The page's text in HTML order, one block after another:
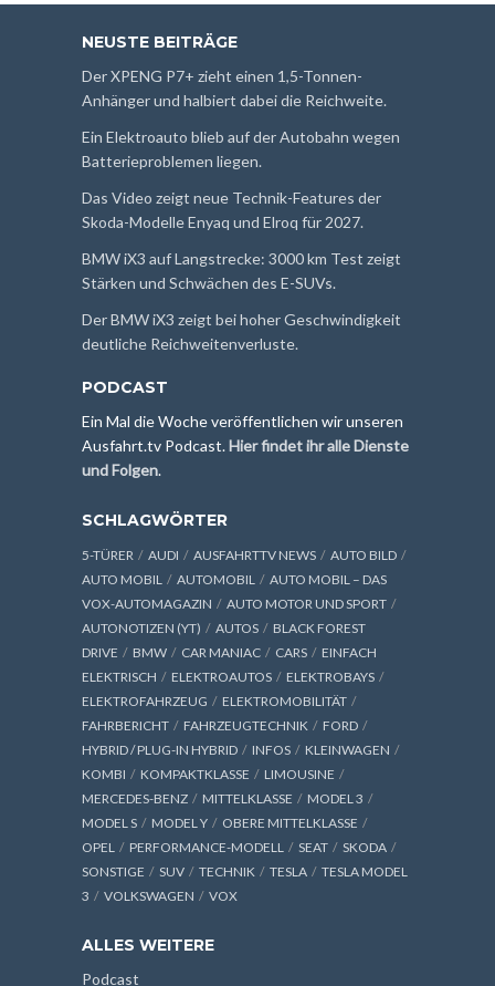
NEUSTE BEITRÄGE
Der XPENG P7+ zieht einen 1,5-Tonnen-
Anhänger und halbiert dabei die Reichweite.
Ein Elektroauto blieb auf der Autobahn wegen
Batterieproblemen liegen.
Das Video zeigt neue Technik-Features der
Skoda-Modelle Enyaq und Elroq für 2027.
BMW iX3 auf Langstrecke: 3000 km Test zeigt
Stärken und Schwächen des E-SUVs.
Der BMW iX3 zeigt bei hoher Geschwindigkeit
deutliche Reichweitenverluste.
PODCAST
Ein Mal die Woche veröffentlichen wir unseren
Ausfahrt.tv Podcast.Hier findet ihr alle Dienste
und Folgen.
SCHLAGWÖRTER
5-TÜRER AUDI AUSFAHRTTV NEWS
AUTO BILD
AUTO MOBIL
AUTOMOBIL
AUTO MOBIL – DAS
VOX-AUTOMAGAZIN
AUTO MOTOR UND SPORT
AUTONOTIZEN (YT)
AUTOS
BLACK FOREST
DRIVE
BMW CAR MANIAC CARS
EINFACH
ELEKTRISCH
ELEKTROAUTOS
ELEKTROBAYS
ELEKTROFAHRZEUG
ELEKTROMOBILITÄT
FAHRBERICHT
FAHRZEUGTECHNIK
FORD
HYBRID / PLUG-IN HYBRID
INFOS
KLEINWAGEN
KOMBI
KOMPAKTKLASSE
LIMOUSINE
MERCEDES-BENZ
MITTELKLASSE
MODEL 3
MODEL S
MODEL Y
OBERE MITTELKLASSE
OPEL
PERFORMANCE-MODELL SEAT
SKODA
SONSTIGE
SUV TECHNIK TESLA
TESLA MODEL
3
VOLKSWAGEN VOX
ALLES WEITERE
Podcast